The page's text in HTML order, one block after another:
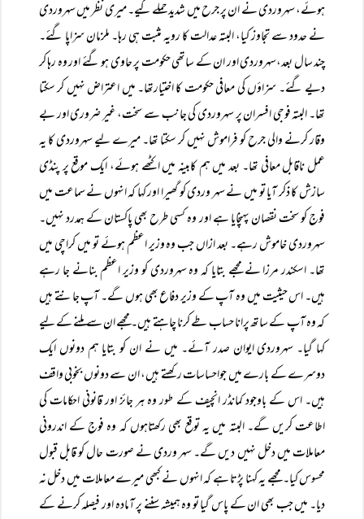
ہوئے، سہروردی نے ان پر جرح میں شدید حملے کیے۔ میری نظر میں سہروردی
نے حدود سے تجاوز کیا، البتہ عدالت کا رویہ مثبت ہی رہا۔ ملزمان سزاپا گئے۔
چند سال بعد،سہروردی اور ان کے ساتھی حکومت پر حاوی ہو گئے اور وہ رہا کر
دیے گئے۔ سزاؤں کی معافی حکومت کا اختیارتھا۔ میں اعتراض نہیں کر سکتا
تھا۔ البتہ فوجی افسران پر سہروردی کی جانب سے سخت، غیر ضروری اور بے
وقار کرنے والی جرح کو فراموش نہیں کر سکتا تھا۔ میرے لیے سہروردی کا یہ
عمل ناقابل معافی تھا۔ بعد میں ہم کابینہ میں اکٹھے ہوئے، ایک موقع پر پنڈی
سازش کا ذکر آیا تو میں نے سہر وردی کو گھیرا اور کہا کہ انہوں نے سماعت میں
فوج کو سخت نقصان پہنچایا ہے اور وہ کسی طرح بھی پاکستان کے ہمدرد نہیں۔
سہروردی خاموش رہے۔ بعد ازاں جب وہ وزیر اعظم ہوئے تو میں کراچی میں
تھا۔ اسکندر مرزا نے مجھے بتایا کہ وہ سہروردی کو وزیر اعظم بنانے جا رہے
ہیں۔ اس حیثیت میں وہ آپ کے وزیر دفاع بھی ہوں گے۔ آپ جانتے ہیں
کہ وہ آپ کے ساتھ پرانا حساب طے کرنا چاہتے ہیں۔ مجھے ان سے ملنے کے لیے
کہا گیا۔ سہروردی ایوان صدر آئے۔ میں نے ان کو بتایا ہم دونوں ایک
دوسرے کے بارے میں جواحساسات رکھتے ہیں، ان سے دونوں بخوبی واقف
ہیں۔ اس کے باوجود کمانڈر انچیف کے طور وہ ہر جائز اور قانونی احکامات کی
اطاعت کریں گے۔ البتہ میں یہ توقع بھی رکھتاہوں کہ وہ فوج کے اندرونی
معاملات میں دخل نہیں دیں گے۔ سہر وردی نے صورت حال کو قابل قبول
محسوس کیا۔ مجھے یہ کہنا پڑتا ہے کہ انہوں نے کبھی میرے معاملات میں دخل نہ
دیا۔ میں جب بھی ان کے پاس گیا تو وہ ہمیشہ سننے پر آمادہ اور فیصلہ کرنے کے